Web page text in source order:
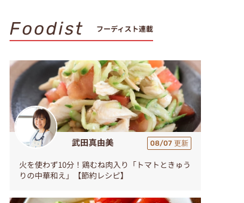
Foodist フーディスト連載
武田真由美 08/07 更新
火を使わず10分！鶏むね肉入り「トマトときゅう
りの中華和え」【節約レシピ】